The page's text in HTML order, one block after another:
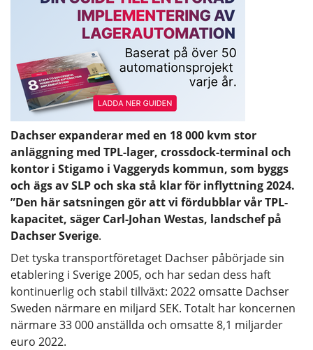
Dachser expanderar med en 18 000 kvm stor
anläggning med TPL-lager, crossdock-terminal och
kontor i Stigamo i Vaggeryds kommun, som byggs
och ägs av SLP och ska stå klar för inflyttning 2024.
”Den här satsningen gör att vi fördubblar vår TPL-
kapacitet, säger Carl-Johan Westas, landschef på
Dachser Sverige.
Det tyska transportföretaget Dachser påbörjade sin
etablering i Sverige 2005, och har sedan dess haft
kontinuerlig och stabil tillväxt: 2022 omsatte Dachser
Sweden närmare en miljard SEK. Totalt har koncernen
närmare 33 000 anställda och omsatte 8,1 miljarder
euro 2022.